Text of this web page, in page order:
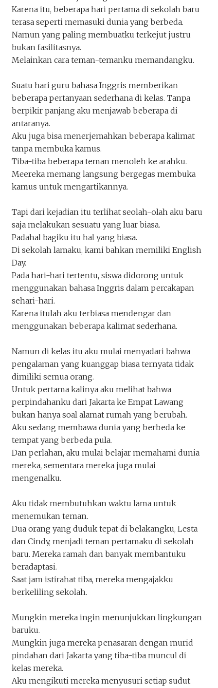
Karena itu, beberapa hari pertama di sekolah baru
terasa seperti memasuki dunia yang berbeda.
Namun yang paling membuatku terkejut justru
bukan fasilitasnya.
Melainkan cara teman-temanku memandangku.
Suatu hari guru bahasa Inggris memberikan
beberapa pertanyaan sederhana di kelas. Tanpa
berpikir panjang aku menjawab beberapa di
antaranya.
Aku juga bisa menerjemahkan beberapa kalimat
tanpa membuka kamus.
Tiba-tiba beberapa teman menoleh ke arahku.
Meereka memang langsung bergegas membuka
kamus untuk mengartikannya.
Tapi dari kejadian itu terlihat seolah-olah aku baru
saja melakukan sesuatu yang luar biasa.
Padahal bagiku itu hal yang biasa.
Di sekolah lamaku, kami bahkan memiliki English
Day.
Pada hari-hari tertentu, siswa didorong untuk
menggunakan bahasa Inggris dalam percakapan
sehari-hari.
Karena itulah aku terbiasa mendengar dan
menggunakan beberapa kalimat sederhana.
Namun di kelas itu aku mulai menyadari bahwa
pengalaman yang kuanggap biasa ternyata tidak
dimiliki semua orang.
Untuk pertama kalinya aku melihat bahwa
perpindahanku dari Jakarta ke Empat Lawang
bukan hanya soal alamat rumah yang berubah.
Aku sedang membawa dunia yang berbeda ke
tempat yang berbeda pula.
Dan perlahan, aku mulai belajar memahami dunia
mereka, sementara mereka juga mulai
mengenalku.
Aku tidak membutuhkan waktu lama untuk
menemukan teman.
Dua orang yang duduk tepat di belakangku, Lesta
dan Cindy, menjadi teman pertamaku di sekolah
baru. Mereka ramah dan banyak membantuku
beradaptasi.
Saat jam istirahat tiba, mereka mengajakku
berkeliling sekolah.
Mungkin mereka ingin menunjukkan lingkungan
baruku.
Mungkin juga mereka penasaran dengan murid
pindahan dari Jakarta yang tiba-tiba muncul di
kelas mereka.
Aku mengikuti mereka menyusuri setiap sudut
Keluar Unduh